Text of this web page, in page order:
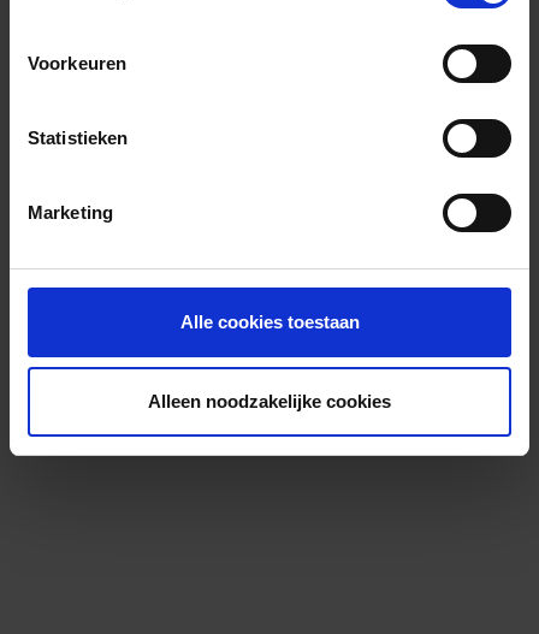
Voorkeuren
Statistieken
Marketing
Alle cookies toestaan
Alleen noodzakelijke cookies